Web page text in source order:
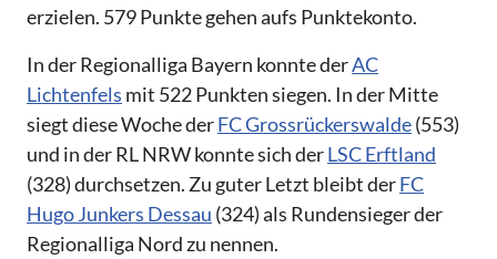
erzielen. 579 Punkte gehen aufs Punktekonto.
In der Regionalliga Bayern konnte derAC
Lichtenfels mit 522 Punkten siegen. In der Mitte
siegt diese Woche derFC Grossrückerswalde(553)
und in der RL NRW konnte sich derLSC Erftland
(328) durchsetzen. Zu guter Letzt bleibt derFC
Hugo Junkers Dessau (324) als Rundensieger der
Regionalliga Nord zu nennen.